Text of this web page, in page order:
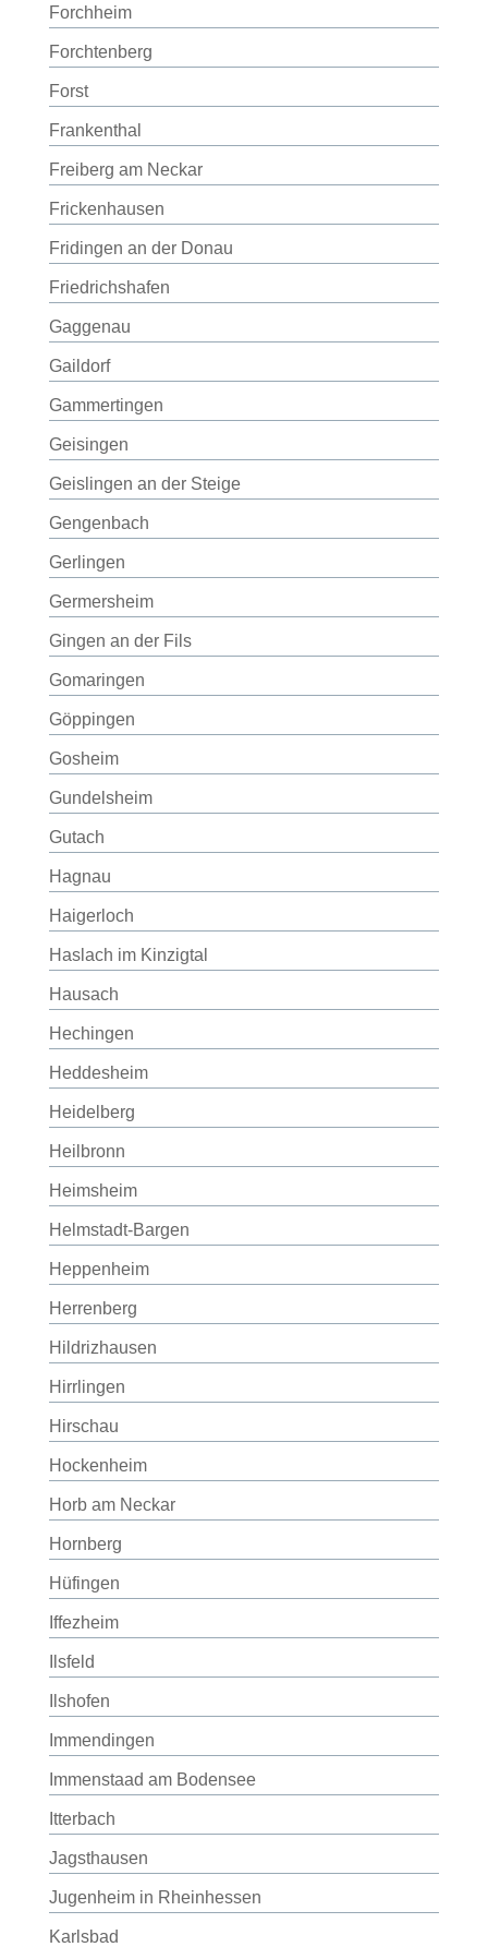
Forchheim
Forchtenberg
Forst
Frankenthal
Freiberg am Neckar
Frickenhausen
Fridingen an der Donau
Friedrichshafen
Gaggenau
Gaildorf
Gammertingen
Geisingen
Geislingen an der Steige
Gengenbach
Gerlingen
Germersheim
Gingen an der Fils
Gomaringen
Göppingen
Gosheim
Gundelsheim
Gutach
Hagnau
Haigerloch
Haslach im Kinzigtal
Hausach
Hechingen
Heddesheim
Heidelberg
Heilbronn
Heimsheim
Helmstadt-Bargen
Heppenheim
Herrenberg
Hildrizhausen
Hirrlingen
Hirschau
Hockenheim
Horb am Neckar
Hornberg
Hüfingen
Iffezheim
Ilsfeld
Ilshofen
Immendingen
Immenstaad am Bodensee
Itterbach
Jagsthausen
Jugenheim in Rheinhessen
Karlsbad